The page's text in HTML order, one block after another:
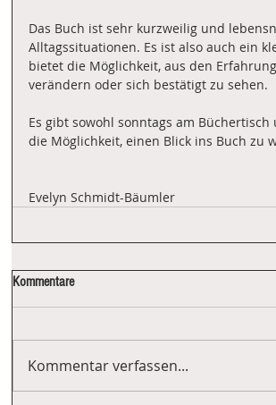
Das Buch ist sehr kurzweilig und
Alltagssituationen. Es ist also auch ein
bietet die Möglichkeit, aus den
verändern oder sich bestätigt zu sehen.
Es gibt sowohl sonntags am
die Möglichkeit, einen Blick ins Buch zu
Evelyn Schmidt-Bäumler
Kommentare
Kommentar verfassen...